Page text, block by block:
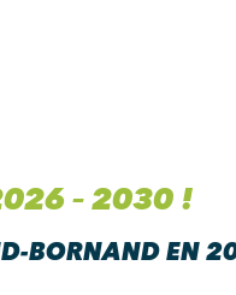
– 2030 !
BORNAND EN